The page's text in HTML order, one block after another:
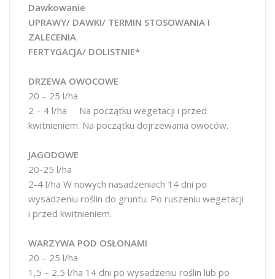
Dawkowanie
UPRAWY/ DAWKI/ TERMIN STOSOWANIA I
ZALECENIA
FERTYGACJA/ DOLISTNIE*
DRZEWA OWOCOWE
20 – 25 l/ha
2 – 4 l/ha Na początku wegetacji i przed
kwitnieniem. Na początku dojrzewania owoców.
JAGODOWE
20-25 l/ha
2-4 l/ha W nowych nasadzeniach 14 dni po
wysadzeniu roślin do gruntu. Po ruszeniu wegetacji
i przed kwitnieniem.
WARZYWA POD OSŁONAMI
20 – 25 l/ha
1,5 – 2,5 l/ha 14 dni po wysadzeniu roślin lub po